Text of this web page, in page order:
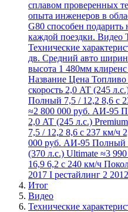
сплавом проверенных
опыта инженеров в
G80 способен
каждой поездки. Видео
Технические
дв. Средний авто
высота 1 480мм
Название Цена
скорость 2,0 AT (245
Полный 7,5 / 12,2 8,6 с
≈2 800 000 руб. АИ-95
2,0 AT (245 л.с.)
7,5 / 12,2 8,6 с 237 км/ч
000 руб. АИ-95 Полный
(370 л.с.) Ultimate ≈3
16,9 6,2 с 240 км/ч
2017 I рестайлинг 2
Итог
Видео
Технические